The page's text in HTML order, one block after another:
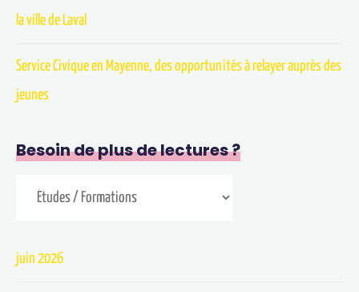
la ville de Laval
Service Civique en Mayenne, des opportunités à relayer auprès des
jeunes
Besoin de plus de lectures ?
juin 2026